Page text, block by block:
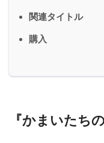
関連タイトル
購入
『かまいたち